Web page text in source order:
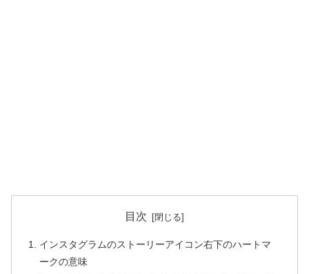
目次
インスタグラムのストーリーアイコン右下のハートマ
ークの意味